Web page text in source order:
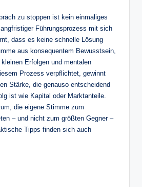
zu stoppen ist kein einmaliges
Führungsprozess mit sich
dass es keine schnelle Lösung
aus konsequentem Bewusstsein,
Erfolgen und mentalen
Prozess verpflichtet, gewinnt
Stärke, die genauso entscheidend
ist wie Kapital oder Marktanteile.
die eigene Stimme zum
– und nicht zum größten Gegner –
Tipps finden sich auch